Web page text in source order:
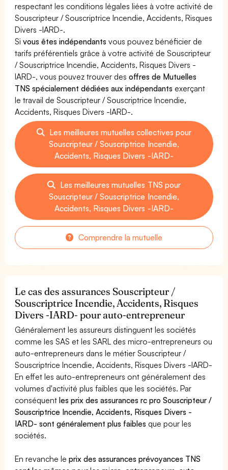
respectant les conditions légales liées à votre activité de
Souscripteur / Souscriptrice Incendie, Accidents, Risques
Divers -IARD-.
Sivous êtes indépendants vous pouvez bénéficier de
tarifs préférentiels grâce à votre activité de Souscripteur
/ Souscriptrice Incendie, Accidents, Risques Divers -
IARD-, vous pouvez trouver desoffres de Mutuelles
TNS spécialement dédiées aux indépendants exerçant
le travail de Souscripteur / Souscriptrice Incendie,
Accidents, Risques Divers -IARD-.
Les meilleures mutuelles collectives pour
Souscripteur / Souscriptrice Incendie,
Accidents, Risques Divers -IARD-
Les meilleures mutuelles TNS pour
Souscripteur / Souscriptrice Incendie,
Accidents, Risques Divers -IARD-
Comprendre la mutuelle
Le cas des assurances Souscripteur /
Souscriptrice Incendie, Accidents, Risques
Divers -IARD- pour auto-entrepreneur
Généralement les assureurs distinguent les sociétés
comme les SAS et les SARL des micro-entrepreneurs ou
auto-entrepreneurs dans le métier Souscripteur /
Souscriptrice Incendie, Accidents, Risques Divers -IARD-
En effet les auto-entrepreneurs ont généralement des
volumes d'activité plus faibles que les sociétés. Par
conséquentles prix des assurances rc pro Souscripteur /
Souscriptrice Incendie, Accidents, Risques Divers -
IARD- sont généralement plus faibles que pour les
sociétés.
En revanche leprix des assurances prévoyances TNS